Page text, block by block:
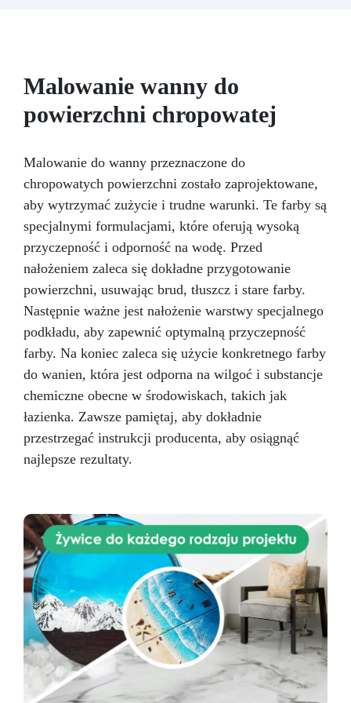
Malowanie wanny do
powierzchni chropowatej
Malowanie do wanny przeznaczone do
chropowatych powierzchni zostało zaprojektowane,
aby wytrzymać zużycie i trudne warunki. Te farby są
specjalnymi formulacjami, które oferują wysoką
przyczepność i odporność na wodę. Przed
nałożeniem zaleca się dokładne przygotowanie
powierzchni, usuwając brud, tłuszcz i stare farby.
Następnie ważne jest nałożenie warstwy specjalnego
podkładu, aby zapewnić optymalną przyczepność
farby. Na koniec zaleca się użycie konkretnego farby
do wanien, która jest odporna na wilgoć i substancje
chemiczne obecne w środowiskach, takich jak
łazienka. Zawsze pamiętaj, aby dokładnie
przestrzegać instrukcji producenta, aby osiągnąć
najlepsze rezultaty.